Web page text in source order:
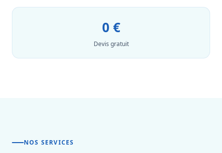
0 €
Devis gratuit
NOS SERVICES